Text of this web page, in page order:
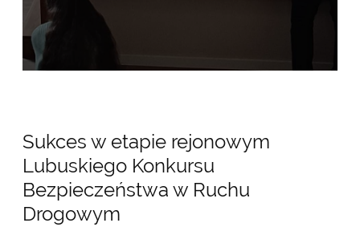
Sukces w etapie rejonowym
Lubuskiego Konkursu
Bezpieczeństwa w Ruchu
Drogowym